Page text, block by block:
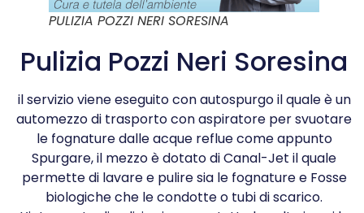
PULIZIA POZZI NERI SORESINA
Pulizia Pozzi Neri Soresina
il servizio viene eseguito con autospurgo il quale è un
automezzo di trasporto con aspiratore per svuotare
le fognature dalle acque reflue come appunto
Spurgare, il mezzo è dotato di Canal-Jet il quale
permette di lavare e pulire sia le fognature e Fosse
biologiche che le condotte o tubi di scarico.